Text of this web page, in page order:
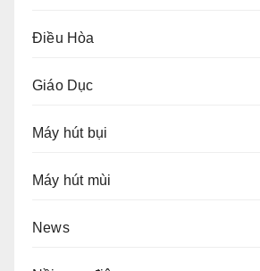
Điều Hòa
Giáo Dục
Máy hút bụi
Máy hút mùi
News